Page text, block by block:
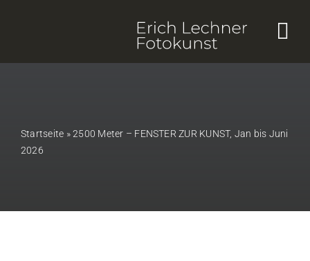
Startseite »2500 Meter – FENSTER ZUR KUNST, Jan bis Juni
2026